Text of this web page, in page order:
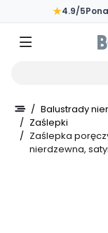
Przejdź do głównej
★4.9/5
/ Balustrady
/ Zaślepki
/ Zaślepka
nierdzewna,